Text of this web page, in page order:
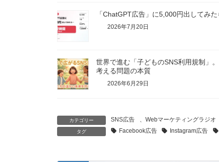
「ChatGPT広告」に5,000円出してみ
2026年7月20日
世界で進む「子どものSNS利用規制」
考える問題の本質
2026年6月29日
カテゴリー SNS広告 、 Webマーケティングラジオ
タグ Facebook広告 Instagram広告